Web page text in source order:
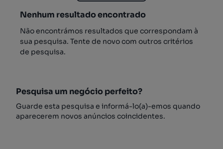
Nenhum resultado encontrado
Não encontrámos resultados que correspondam à
sua pesquisa. Tente de novo com outros critérios
de pesquisa.
Pesquisa um negócio perfeito?
Guarde esta pesquisa e informá-lo(a)-emos quando
aparecerem novos anúncios coincidentes.